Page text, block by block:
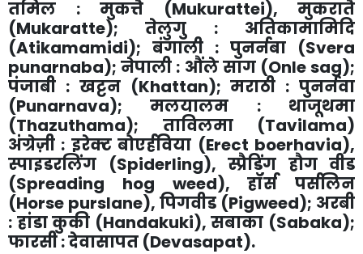
तमिल : मुकत्तै (Mukurattei), मुकरातै
(Mukaratte);तेलुगु : अतिकामामिदि
(Atikamamidi); बंगाली : पुनर्नबा (Svera
punarnaba);नेपाली : औंले साग (Onle sag);
पंजाबी : खट्टन (Khattan);मराठी : पुनर्नवा
(Punarnava);मलयालम : थाजूथमा
(Thazuthama); ताविलमा (Tavilama)
अंग्रेज़ी : इरेक्ट बोएर्हविया (Erect boerhavia),
स्पाइडरलिंग (Spiderling), स्प्रैडिंग हौग वीड
(Spreading hog weed),हॉर्स पर्सलिन
(Horse purslane), पिगवीड (Pigweed); अरबी
: हांडा कुकी (Handakuki),सबाका (Sabaka);
फारसी : देवासापत (Devasapat).